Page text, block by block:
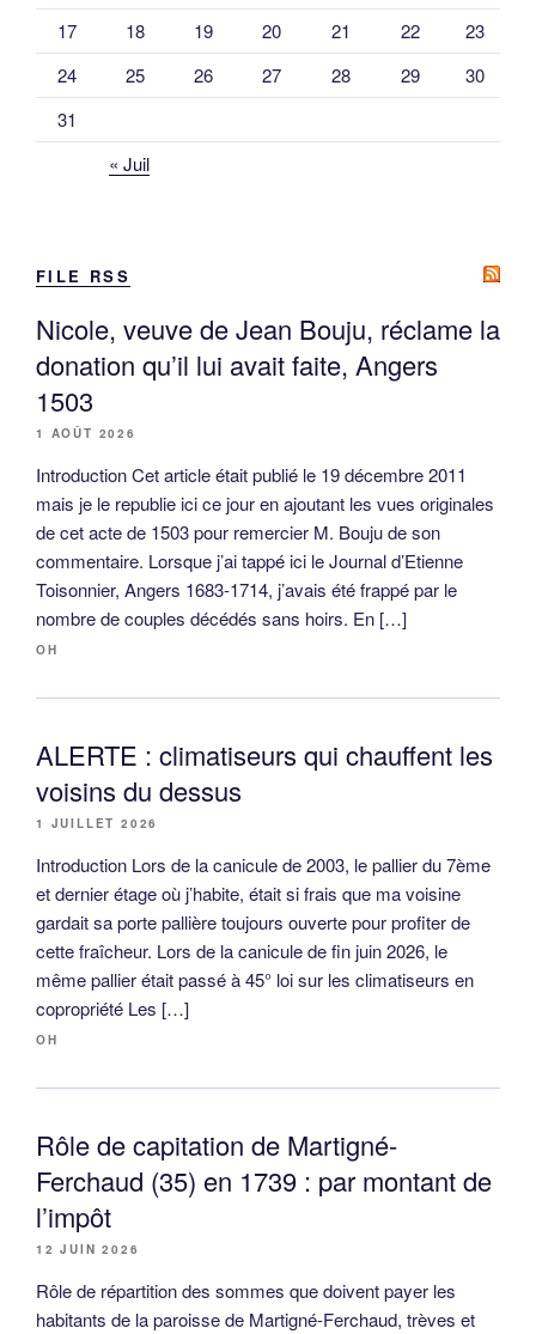
17
18 19 20 21 22
23
24
25 26 27 28 29
30
31
« Juil
FILE RSS
Nicole, veuve de Jean Bouju, réclame la
donation qu’il lui avait faite, Angers
1503
1 AOÛT 2026
Introduction Cet article était publié le 19 décembre 2011
mais je le republie ici ce jour en ajoutant les vues originales
de cet acte de 1503 pour remercier M. Bouju de son
commentaire. Lorsque j’ai tappé ici le Journal d’Etienne
Toisonnier, Angers 1683-1714, j’avais été frappé par le
nombre de couples décédés sans hoirs. En […]
OH
ALERTE : climatiseurs qui chauffent les
voisins du dessus
1 JUILLET 2026
Introduction Lors de la canicule de 2003, le pallier du 7ème
et dernier étage où j’habite, était si frais que ma voisine
gardait sa porte pallière toujours ouverte pour profiter de
cette fraîcheur. Lors de la canicule de fin juin 2026, le
même pallier était passé à 45° loi sur les climatiseurs en
copropriété Les […]
OH
Rôle de capitation de Martigné-
Ferchaud (35) en 1739 : par montant de
l’impôt
12 JUIN 2026
Rôle de répartition des sommes que doivent payer les
habitants de la paroisse de Martigné-Ferchaud, trèves et